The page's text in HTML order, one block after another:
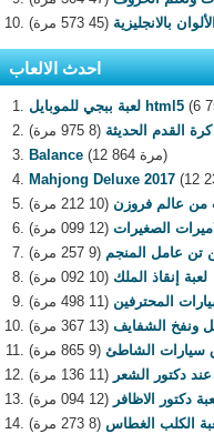
بالانجليزية (45 573 مرة)
احدث الالعاب
لعبة ببجي للموبايل html5
كرة القدم الحديثة (8 975 مرة)
Balance
(12 864 مرة)
Mahjong Deluxe 2017
من عالم فروزن (10 212 مرة)
الصغيرات (12 099 مرة)
تن عامل المنجم (9 257 مرة)
لعبة إنقاذ الملك (10 092 مرة)
المحترفين (11 498 مرة)
ونفخ الشفايف (13 367 مرة)
سيارات الشاطئ (9 865 مرة)
عند دكتور الشعر (11 136 مرة)
دكتور الاظافر (12 094 مرة)
الكلب الغطاس (8 273 مرة)